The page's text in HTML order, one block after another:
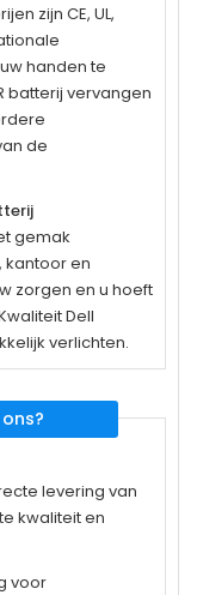
zijn CE, UL,
handen te
batterij vervangen
de
gemak
kantoor en
zorgen en u hoeft
Dell
verlichten.
levering van
kwaliteit en
voor